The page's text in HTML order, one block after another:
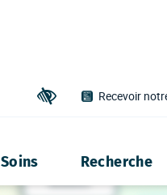
Outils d'accessibilité
Recevoir
Soins Recherche